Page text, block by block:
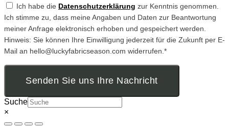
Ich habe die Datenschutzerklärung zur Kenntnis genommen.
Ich stimme zu, dass meine Angaben und Daten zur Beantwortung
meiner Anfrage elektronisch erhoben und gespeichert werden.
Hinweis: Sie können Ihre Einwilligung jederzeit für die Zukunft per E-
Mail an hello@luckyfabricseason.com widerrufen.*
Senden Sie uns Ihre Nachricht
Suche
×